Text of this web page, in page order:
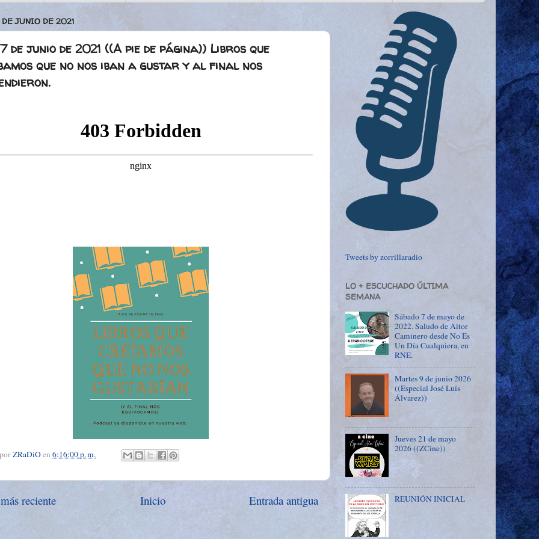
JUNIO DE 2021
de junio de 2021 ((A pie de página)) Libros que
que no nos iban a gustar y al final nos
ZRaDiOen 6:16:00 p. m.
reciente Entrada antigua
Inicio
Tweets by zorrillaradio
LO + ESCUCHADO ÚLTIMA
SEMANA
Sábado 7 de mayo de
2022. Saludo de Aitor
Caminero desde No Es
Un Día Cualquiera, en
RNE.
Martes 9 de junio 2026
((Especial José Luís
Álvarez))
Jueves 21 de mayo
2026 ((ZCine))
REUNIÓN INICIAL